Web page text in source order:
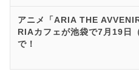
アニメ「ARIA THE
RIAカフェが池袋で7月19日
で！